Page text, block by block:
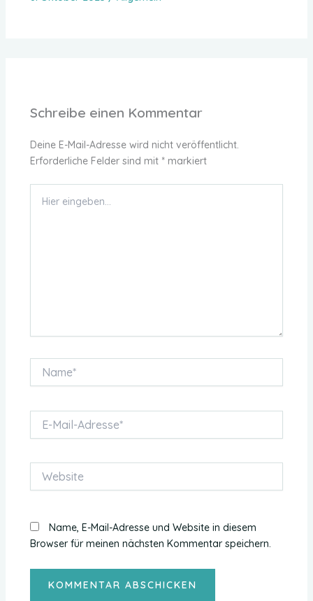
Schreibe einen Kommentar
Deine E-Mail-Adresse wird nicht veröffentlicht.
Erforderliche Felder sind mit *markiert
eingeben…
Mail-
Website
Name, E-Mail-Adresse und Website in diesem
Browser für meinen nächsten Kommentar speichern.